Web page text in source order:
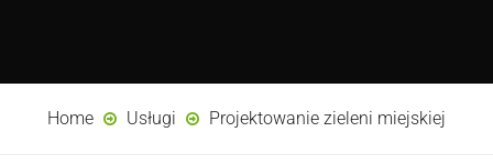
Home Usługi Projektowanie zieleni miejskiej